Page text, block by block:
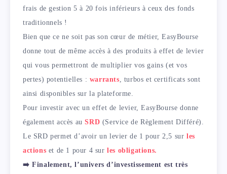
frais de gestion 5 à 20 fois inférieurs à ceux des fonds
traditionnels !
Bien que ce ne soit pas son cœur de métier, EasyBourse
donne tout de même accès à des produits à effet de levier
qui vous permettront de multiplier vos gains (et vos
pertes) potentielles : warrants, turbos et certificats sont
ainsi disponibles sur la plateforme.
Pour investir avec un effet de levier, EasyBourse donne
également accès auSRD (Service de Règlement Différé).
Le SRD permet d’avoir un levier de 1 pour 2,5 surles
actions et de 1 pour 4 surles obligations.
➡️ Finalement, l’univers d’investissement est très